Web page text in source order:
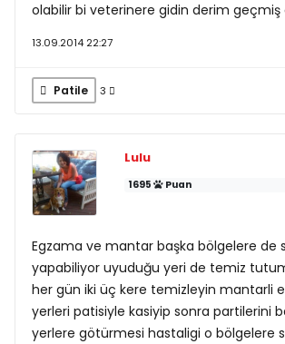
olabilir bi veterinere gidin derim geçmiş
13.09.2014 22:27
Patile 3
Lulu
1695 Puan
Egzama ve mantar başka bölgelere de
yapabiliyor uyuduğu yeri de temiz
her gün iki üç kere temizleyin mantarli
yerleri patisiyle kasiyip sonra partilerini
yerlere götürmesi hastaligi o bölgelere